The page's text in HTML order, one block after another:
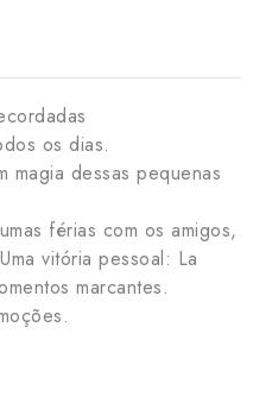
os dias.
magia dessas pequenas
férias com os amigos,
vitória pessoal: La
marcantes.